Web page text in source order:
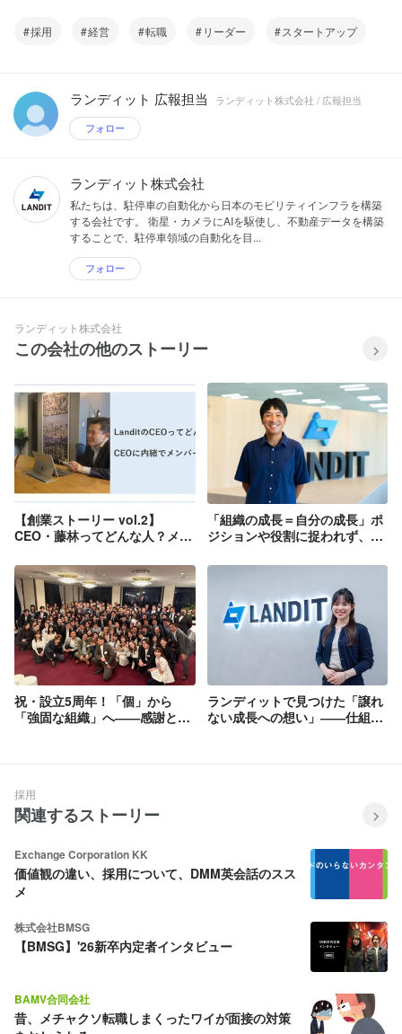
採用 経営 転職 リーダー スタートアップ
ランディット 広報担当 ランディット株式会社 / 広報担当
フォロー
ランディット株式会社
私たちは、駐停車の自動化から日本のモビリティインフラを構築
する会社です。 衛星・カメラにAIを駆使し、不動産データを構築
することで、駐停車領域の自動化を目...
フォロー
ランディット株式会社
この会社の他のストーリー
【創業ストーリー vol.2】
CEO・藤林ってどんな人？メン
「組織の成長＝自分の成長」ポ
ジションや役割に捉われず、新
祝・設立5周年！「個」から
「強固な組織」へ――感謝と決
ランディットで見つけた「譲れ
ない成長への想い」――仕組み
採用
関連するストーリー
Exchange Corporation KK
価値観の違い、採用について、DMM英会話のスス
メ
株式会社BMSG
【BMSG】'26新卒内定者インタビュー
BAMV合同会社
昔、メチャクソ転職しまくったワイが面接の対策